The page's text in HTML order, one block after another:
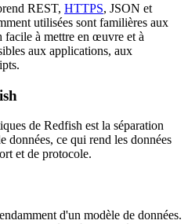
REST, HTTPS, JSON et
utilisées sont familières aux
facile à mettre en œuvre et à
aux applications, aux
de Redfish est la séparation
données, ce qui rend les données
et de protocole.
d'un modèle de données.